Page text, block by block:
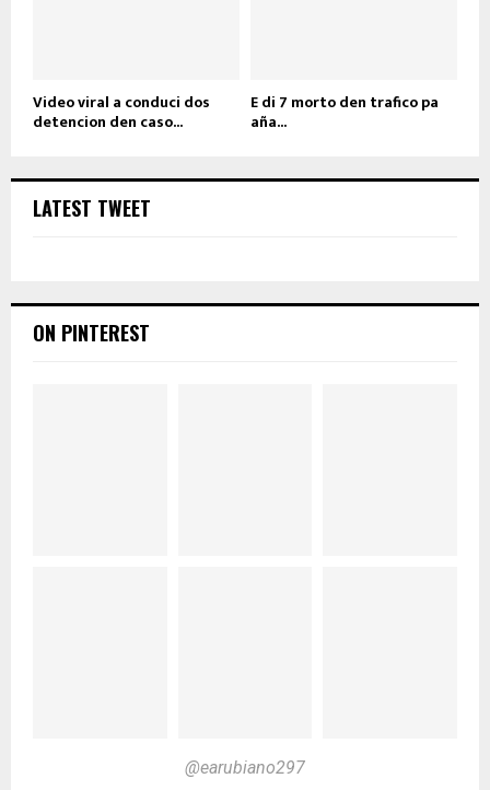
Video viral a conduci dos
detencion den caso...
E di 7 morto den trafico pa
aña...
LATEST TWEET
ON PINTEREST
@earubiano297